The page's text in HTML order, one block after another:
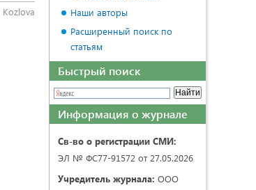
Наши авторы
Расширенный поиск по
статьям
Быстрый поиск
Информация о журнале
Св-во о регистрации СМИ:
ЭЛ № ФС77-91572 от 27.05.2026
Учредитель журнала: ООО